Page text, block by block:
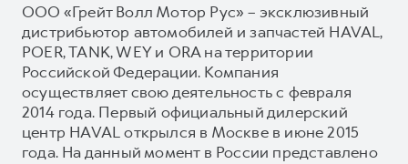
ООО «Грейт Волл Мотор Рус» – эксклюзивный
дистрибьютор автомобилей и запчастей HAVAL,
POER, TANK, WEY и ORA на территории
Российской Федерации. Компания
осуществляет свою деятельность с февраля
2014 года. Первый официальный дилерский
центр HAVAL открылся в Москве в июне 2015
года. На данный момент в России представлено